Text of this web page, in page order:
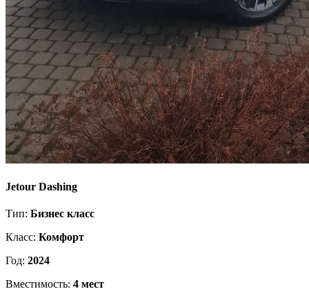
Jetour Dashing
Тип: Бизнес класс
Класс: Комфорт
Год: 2024
Вместимость: 4 мест